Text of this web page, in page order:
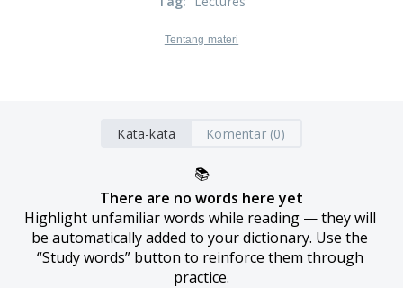
Tentang materi
Kata-kata Komentar (0)
📚
There are no words here yet
Highlight unfamiliar words while reading — they will
be automatically added to your dictionary. Use the
“Study words” button to reinforce them through
practice.